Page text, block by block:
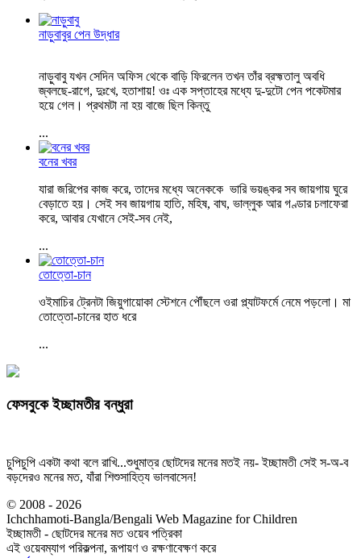
নাড়ুবাবুর পেন উদ্ধার
নাড়ুবাবু যখন সেদিন অফিস থেকে বাড়ি ফিরলেন তখন তাঁর ব্রহ্মতালু অবধি
জ্বলছে-রাগে, দুঃখে, হতাশায়! ওঃ এক সপ্তাহের মধ্যে দু-দুটো পেন পকেটমার
হয়ে গেল। প্রথমটা না হয় বাজে ছিল কিন্তু
...
বনের খবর
যারা জরিপের কাজ করে, তাদের মধ্যে অনেককে ভারি ভয়ঙ্কর সব জায়গায় ঘুরে
বেড়াতে হয়। সেই সব জায়গায় হাতি, মহিষ, বাঘ, ভাল্লুক আর গণ্ডার চলাফেরা
করে, আবার যেখানে সেই-সব নেই,
...
তোত্তো-চান
ওইমাচির ট্রেনটা জিয়ুগায়োকা স্টেশনে পৌঁছলে ওরা প্ল্যাটফর্মে নেমে পড়লো। মা
তোত্তো-চানের হাত ধরে
...
ফেসবুকে ইচ্ছামতীর বন্ধুরা
চুপিচুপি একটা কথা বলে রাখি...শুধুমাত্র ছোটদের মনের মতই নয়- ইচ্ছামতী সেই স-অ-ব
বড়দেরও মনের মত, যাঁরা শিশুসাহিত্য ভালবাসেন!
© 2008 - 2026
Ichchhamoti-Bangla/Bengali Web Magazine for Children
ইচ্ছামতী - ছোটদের মনের মত ওয়েব পত্রিকা
এই ওয়েবম্যাগ পরিকল্পনা, রূপায়ণ ও রক্ষণাবেক্ষণ করে